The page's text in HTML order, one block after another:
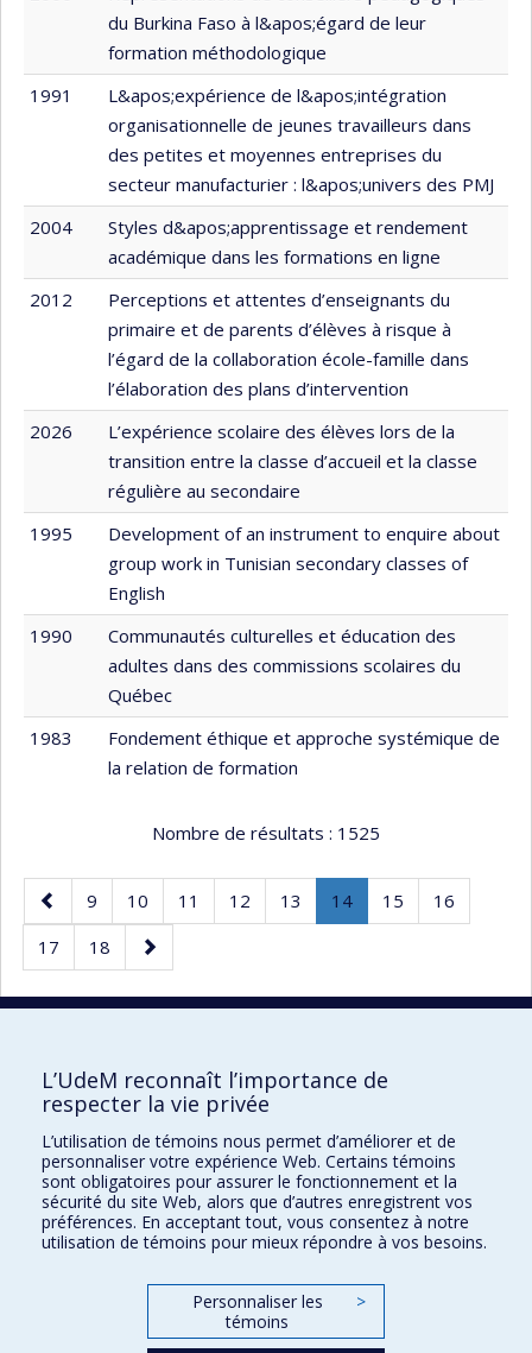
du Burkina Faso à l&apos;égard de leur
formation méthodologique
1991
L&apos;expérience de l&apos;intégration
organisationnelle de jeunes travailleurs dans
des petites et moyennes entreprises du
secteur manufacturier : l&apos;univers des PMJ
2004
Styles d&apos;apprentissage et rendement
académique dans les formations en ligne
2012
Perceptions et attentes d’enseignants du
primaire et de parents d’élèves à risque à
l’égard de la collaboration école-famille dans
l’élaboration des plans d’intervention
2026
L’expérience scolaire des élèves lors de la
transition entre la classe d’accueil et la classe
régulière au secondaire
1995
Development of an instrument to enquire about
group work in Tunisian secondary classes of
English
1990
Communautés culturelles et éducation des
adultes dans des commissions scolaires du
Québec
1983
Fondement éthique et approche systémique de
la relation de formation
Nombre de résultats : 1525
Page
précédente
Page
9 Page
10 Page
11 Page
12 Page
13 Page
14.
Page
Page
15 Page
16
Page
17 Page
18
Page
suivante
Faculté des sciences de l'éducation
Pavillon Marie-Victorin
90, avenue Vincent-d'Indy
Montréal (Québec) H2V 2S9
L’UdeM reconnaît l’importance de
respecter la vie privée
L’utilisation de témoins nous permet d’améliorer et de
personnaliser votre expérience Web. Certains témoins
sont obligatoires pour assurer le fonctionnement et la
sécurité du site Web, alors que d’autres enregistrent vos
préférences. En acceptant tout, vous consentez à notre
utilisation de témoins pour mieux répondre à vos besoins.
Personnaliser les
témoins
>